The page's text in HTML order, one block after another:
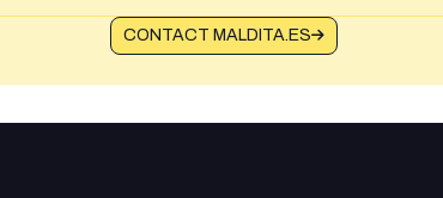
CONTACT MALDITA.ES